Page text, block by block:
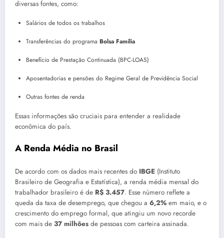
diversas fontes, como:
Salários de todos os trabalhos
Transferências do programa Bolsa Família
Benefício de Prestação Continuada (BPC-LOAS)
Aposentadorias e pensões do Regime Geral de Previdência Social
Outras fontes de renda
Essas informações são cruciais para entender a realidade
econômica do país.
A Renda Média no Brasil
De acordo com os dados mais recentes do IBGE (Instituto
Brasileiro de Geografia e Estatística), a renda média mensal do
trabalhador brasileiro é de R$ 3.457. Esse número reflete a
queda da taxa de desemprego, que chegou a 6,2% em maio, e o
crescimento do emprego formal, que atingiu um novo recorde
com mais de 37 milhões de pessoas com carteira assinada.